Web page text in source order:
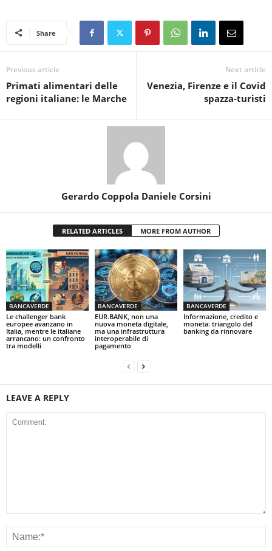
Share
Previous article
Primati alimentari delle
regioni italiane: le Marche
Next article
Venezia, Firenze e il Covid
spazza-turisti
Gerardo Coppola Daniele Corsini
RELATED ARTICLES MORE FROM AUTHOR
BANCAVERDE
Le challenger bank
europee avanzano in
Italia, mentre le italiane
arrancano: un confronto
tra modelli
BANCAVERDE
EUR.BANK, non una
nuova moneta digitale,
ma una infrastruttura
interoperabile di
pagamento
BANCAVERDE
Informazione, credito e
moneta: triangolo del
banking da rinnovare
LEAVE A REPLY